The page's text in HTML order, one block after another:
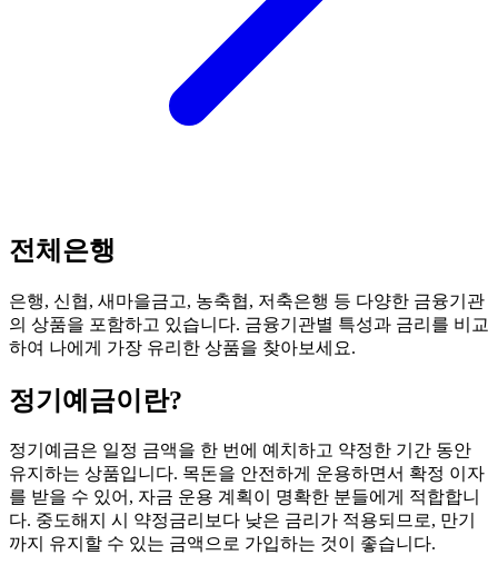
전체은행
은행, 신협, 새마을금고, 농축협, 저축은행 등 다양한 금융기관
의 상품을 포함하고 있습니다. 금융기관별 특성과 금리를 비교
하여 나에게 가장 유리한 상품을 찾아보세요.
정기예금이란?
정기예금은 일정 금액을 한 번에 예치하고 약정한 기간 동안
유지하는 상품입니다. 목돈을 안전하게 운용하면서 확정 이자
를 받을 수 있어, 자금 운용 계획이 명확한 분들에게 적합합니
다. 중도해지 시 약정금리보다 낮은 금리가 적용되므로, 만기
까지 유지할 수 있는 금액으로 가입하는 것이 좋습니다.